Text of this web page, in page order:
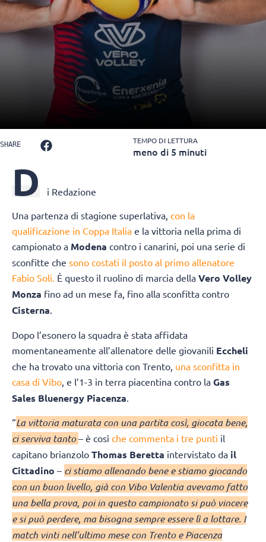
SHARE TEMPO DI LETTURA
meno di 5 minuti
D i Redazione
Una partenza di stagione superlativa, con la
qualificazione in Coppa Italia e la vittoria nella prima di
campionato a Modena contro i canarini, poi una serie di
sconfitte che sono costati il posto al primo allenatore
Fabio Soli. È questo il ruolino di marcia della Vero Volley
Monza fino ad un mese fa, fino alla sconfitta contro
Cisterna.
Dopo l’esonero la squadra è stata affidata
momentaneamente all’allenatore delle giovanili Eccheli
che ha trovato una vittoria con Trento, una sconfitta in
casa di Vibo , e l’1-3 in terra piacentina contro la Gas
Sales Bluenergy Piacenza
“La vittoria maturata con una partita così, giocata bene,
ci serviva tanto– è così che commenta i tre punti il
capitano brianzolo Thomas Beretta intervistato da il
Cittadino – ci stiamo allenando bene e stiamo giocando
con un buon livello, già con Vibo Valentia avevamo fatto
una bella prova, poi in questo campionato si può vincere
e si può perdere, ma bisogna sempre essere lì a lottare. I
match vinti nell’ultimo mese con Trento e Piacenza